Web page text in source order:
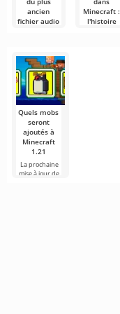
ancien
fichier audio
Minecraft attire
des millions de
personnes
grâce
Minecraft :
l'histoire
Quels mobs
seront
ajoutés à
Minecraft
1.21
La prochaine
mise à jour de